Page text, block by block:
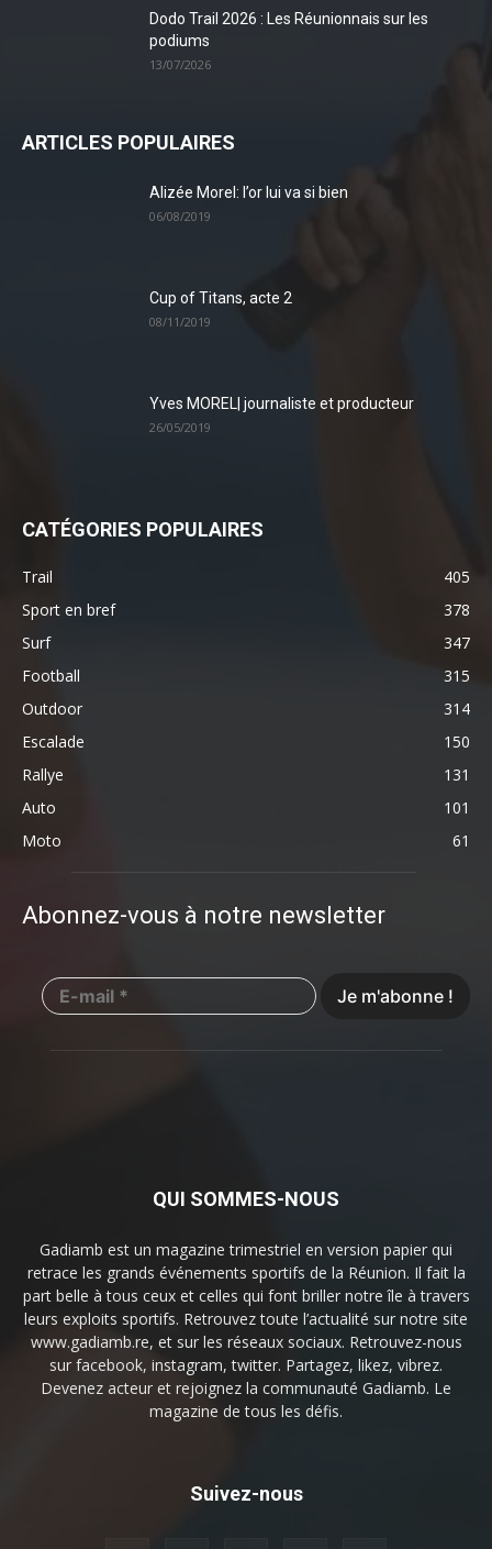
Dodo Trail 2026 : Les Réunionnais sur les
podiums
13/07/2026
ARTICLES POPULAIRES
Alizée Morel: l’or lui va si bien
06/08/2019
Cup of Titans, acte 2
08/11/2019
Yves MOREL| journaliste et producteur
26/05/2019
CATÉGORIES POPULAIRES
Trail
405
Sport en bref
378
Surf
347
Football
315
Outdoor
314
Escalade
150
Rallye
131
Auto
101
Moto
61
Abonnez-vous à notre newsletter
QUI SOMMES-NOUS
Gadiamb est un magazine trimestriel en version papier qui
retrace les grands événements sportifs de la Réunion. Il fait la
part belle à tous ceux et celles qui font briller notre île à travers
leurs exploits sportifs. Retrouvez toute l’actualité sur notre site
www.gadiamb.re, et sur les réseaux sociaux. Retrouvez-nous
sur facebook, instagram, twitter. Partagez, likez, vibrez.
Devenez acteur et rejoignez la communauté Gadiamb. Le
magazine de tous les défis.
Suivez-nous